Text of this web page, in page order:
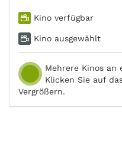
Kino verfügbar
Kino ausgewählt
Mehrere Kinos an
Klicken Sie auf
Vergrößern.